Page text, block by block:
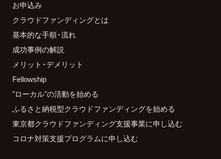
お申込み
クラウドファンディングとは
基本的な手順・流れ
成功事例の解説
メリット・デメリット
Fellowship
"ローカル"の活動を始める
ふるさと納税型クラウドファンディングを始める
東京都クラウドファンディング支援事業に申し込む
コロナ対策支援プログラムに申し込む